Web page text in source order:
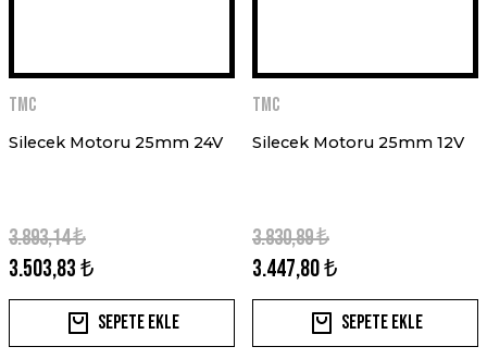
TMC
Silecek Motoru 25mm 24V
3.503,83 ₺
3.893,14 ₺
Sepete Ekle
TMC
Silecek Motoru 25mm 12V
3.447,80 ₺
3.830,89 ₺
Sepete Ekle